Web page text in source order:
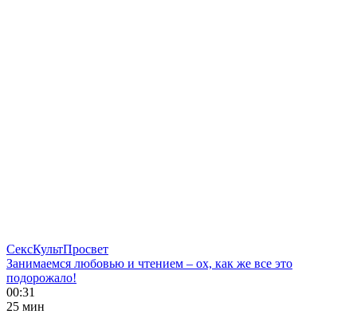
СексКультПросвет
Занимаемся любовью и чтением – ох, как же все это
подорожало!
00:31
25 мин